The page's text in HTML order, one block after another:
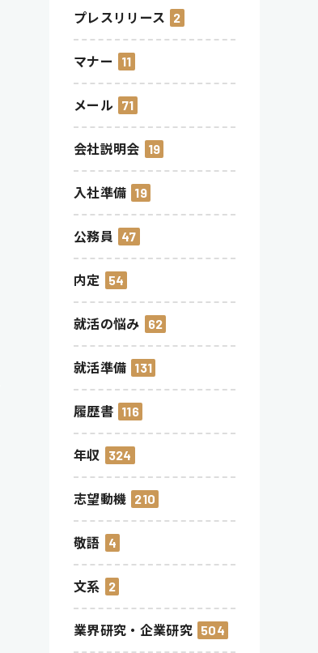
プレスリリース 2
マナー 11
メール 71
会社説明会 19
入社準備 19
公務員 47
内定 54
就活の悩み 62
就活準備 131
履歴書 116
年収 324
志望動機 210
敬語 4
文系 2
業界研究・企業研究 504